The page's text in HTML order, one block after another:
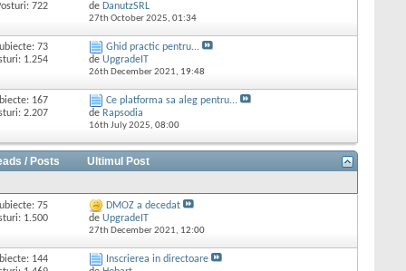
722
de DanutzSRL
27th October 2025, 01:34
73
1.254
Ghid practic pentru...
de UpgradeIT
26th December 2021, 19:48
167
2.207
Ce platforma sa aleg pentru...
de Rapsodia
16th July 2025, 08:00
/ Posts
Ultimul Post
75
1.500
DMOZ a decedat
de UpgradeIT
27th December 2021, 12:00
144
Inscrierea in directoare